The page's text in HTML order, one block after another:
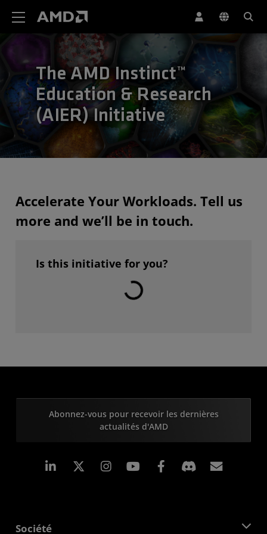
The AMD Instinct™
Education & Research
(AIER) Initiative
Accelerate Your Workloads. Tell us
more and we’ll be in touch.
Is this initiative for you?
Chargement en cours...
Abonnez-vous pour recevoir les dernières
actualités d'AMD
LinkedIn Instagram Facebook
Société